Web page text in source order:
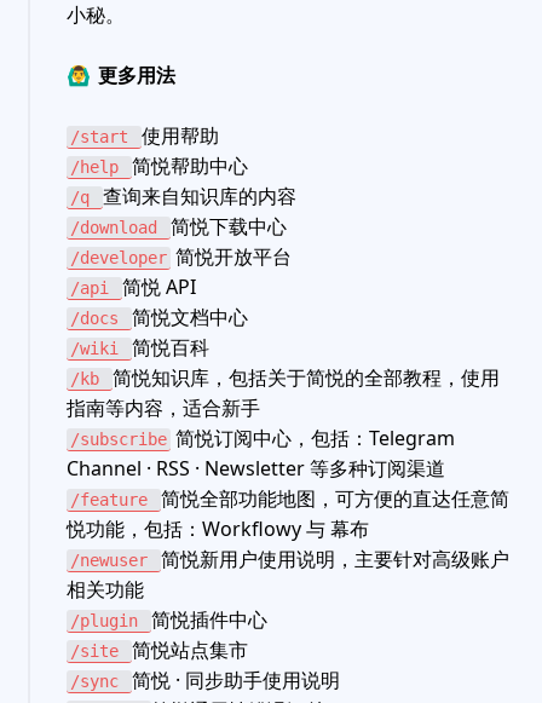
小秘。
🙆‍♂️ 更多用法
/start 使用帮助
/help 简悦帮助中心
/q 查询来自知识库的内容
/download 简悦下载中心
/developer 简悦开放平台
/api 简悦 API
/docs 简悦文档中心
/wiki 简悦百科
/kb
简悦知识库，包括关于简悦的全部教程，使用
指南等内容，适合新手
/subscribe 简悦订阅中心，包括：Telegram
Channel · RSS · Newsletter 等多种订阅渠道
/feature
简悦全部功能地图，可方便的直达任意简
悦功能，包括：Workflowy 与 幕布
/newuser
简悦新用户使用说明，主要针对高级账户
相关功能
/plugin 简悦插件中心
/site 简悦站点集市
/sync 简悦 · 同步助手使用说明